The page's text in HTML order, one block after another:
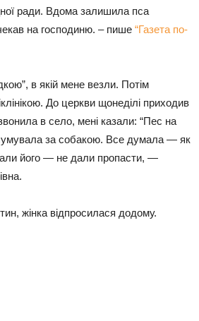
ради. Вдома залишила пса
на господиню. – пише “Газета по-
в якій мене везли. Потім
До церкви щонеділі приходив
в село, мені казали: “Пес на
за собакою. Все думала — як
його — не дали пропасти, —
жінка відпросилася додому.